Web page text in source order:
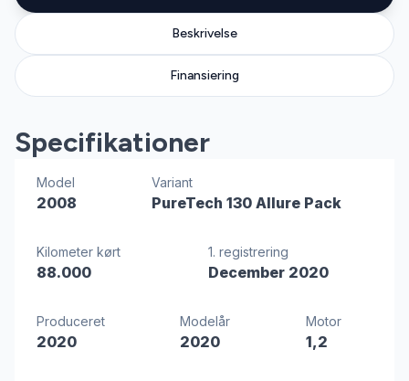
Beskrivelse
Finansiering
Specifikationer
Model
2008
Variant
PureTech 130 Allure Pack
Kilometer kørt
88.000
1. registrering
December 2020
Produceret
2020
Modelår
2020
Motor
1,2